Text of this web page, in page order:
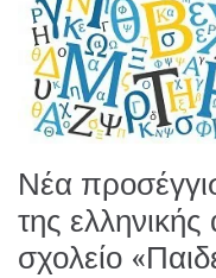
Νέα
της
σχολείο